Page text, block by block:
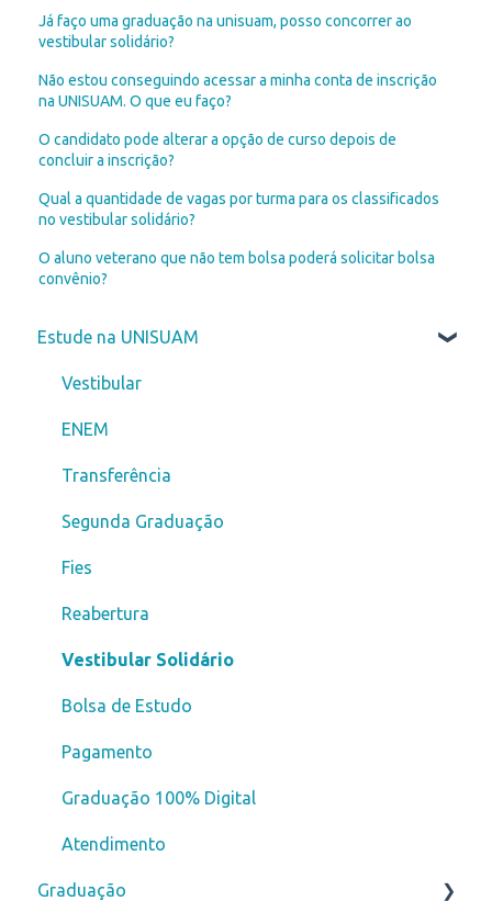
Já faço uma graduação na unisuam, posso concorrer ao
vestibular solidário?
Não estou conseguindo acessar a minha conta de inscrição
na UNISUAM. O que eu faço?
O candidato pode alterar a opção de curso depois de
concluir a inscrição?
Qual a quantidade de vagas por turma para os classificados
no vestibular solidário?
O aluno veterano que não tem bolsa poderá solicitar bolsa
convênio?
Estude na UNISUAM
Vestibular
ENEM
Transferência
Segunda Graduação
Fies
Reabertura
Vestibular Solidário
Bolsa de Estudo
Pagamento
Graduação 100% Digital
Atendimento
Graduação